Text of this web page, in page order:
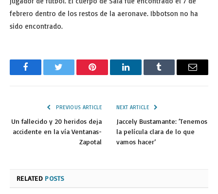
febrero dentro de los restos de la aeronave. Ibbotson no ha
sido encontrado.
FacebookTwitter Pinterest LinkedInTumblr Email
PREVIOUS ARTICLE
Un fallecido y 20 heridos deja
accidente en la vía Ventanas-
Zapotal
NEXT ARTICLE
Jaccely Bustamante: ‘Tenemos
la película clara de lo que
vamos hacer’
RELATED POSTS